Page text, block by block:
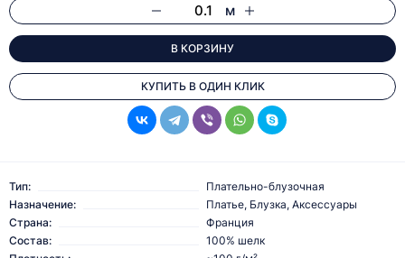
м
В КОРЗИНУ
КУПИТЬ В ОДИН КЛИК
Тип:
Плательно-блузочная
Назначение:
Платье, Блузка, Аксессуары
Страна:
Франция
Состав:
100% шелк